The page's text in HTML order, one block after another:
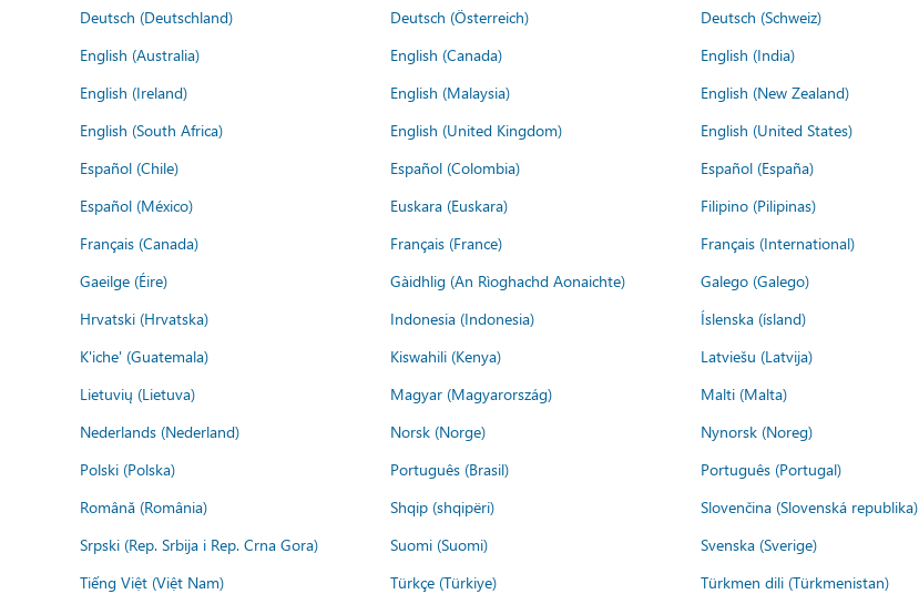
Deutsch (Deutschland)
Deutsch (Österreich) Deutsch (Schweiz)
English (Australia)
English (Canada) English (India)
English (Ireland)
English (Malaysia) English (New Zealand)
English (South Africa)
English (United Kingdom) English (United States)
Español (Chile)
Español (Colombia) Español (España)
Español (México)
Euskara (Euskara) Filipino (Pilipinas)
Français (Canada)
Français (France) Français (International)
Gaeilge (Éire)
Gàidhlig (An Rìoghachd Aonaichte) Galego (Galego)
Hrvatski (Hrvatska)
Indonesia (Indonesia) Íslenska (ísland)
K'iche' (Guatemala)
Kiswahili (Kenya) Latviešu (Latvija)
Lietuvių (Lietuva)
Magyar (Magyarország) Malti (Malta)
Nederlands (Nederland)
Norsk (Norge) Nynorsk (Noreg)
Polski (Polska)
Português (Brasil) Português (Portugal)
Română (România)
Shqip (shqipëri) Slovenčina (Slovenská republika)
Srpski (Rep. Srbija i Rep. Crna Gora)
Suomi (Suomi) Svenska (Sverige)
Tiếng Việt (Việt Nam)
Türkçe (Türkiye) Türkmen dili (Türkmenistan)